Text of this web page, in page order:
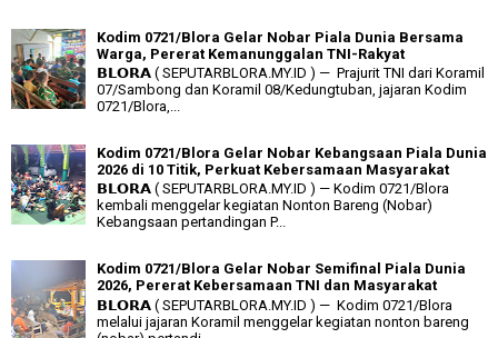
Kodim 0721/Blora Gelar Nobar Piala Dunia Bersama
Warga, Pererat Kemanunggalan TNI-Rakyat
𝗕𝗟𝗢𝗥𝗔 ( SEPUTARBLORA.MY.ID ) — Prajurit TNI dari Koramil
07/Sambong dan Koramil 08/Kedungtuban, jajaran Kodim
0721/Blora,...
Kodim 0721/Blora Gelar Nobar Kebangsaan Piala Dunia
2026 di 10 Titik, Perkuat Kebersamaan Masyarakat
𝗕𝗟𝗢𝗥𝗔 ( SEPUTARBLORA.MY.ID ) — Kodim 0721/Blora
kembali menggelar kegiatan Nonton Bareng (Nobar)
Kebangsaan pertandingan P...
Kodim 0721/Blora Gelar Nobar Semifinal Piala Dunia
2026, Pererat Kebersamaan TNI dan Masyarakat
𝗕𝗟𝗢𝗥𝗔 ( SEPUTARBLORA.MY.ID ) — Kodim 0721/Blora
melalui jajaran Koramil menggelar kegiatan nonton bareng